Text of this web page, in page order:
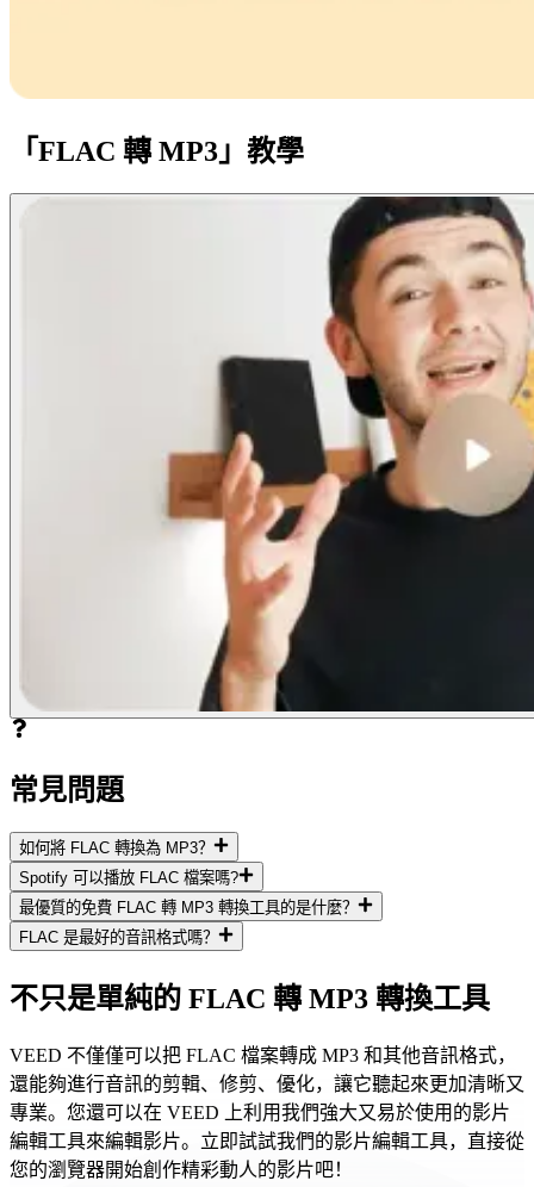
「FLAC 轉 MP3」教學
常見問題
如何將 FLAC 轉換為 MP3？
Spotify 可以播放 FLAC 檔案嗎?
最優質的免費 FLAC 轉 MP3 轉換工具的是什麼？
FLAC 是最好的音訊格式嗎？
不只是單純的 FLAC 轉 MP3 轉換工具
VEED 不僅僅可以把 FLAC 檔案轉成 MP3 和其他音訊格式，
還能夠進行音訊的剪輯、修剪、優化，讓它聽起來更加清晰又
專業。您還可以在 VEED 上利用我們強大又易於使用的影片
編輯工具來編輯影片。立即試試我們的影片編輯工具，直接從
您的瀏覽器開始創作精彩動人的影片吧！